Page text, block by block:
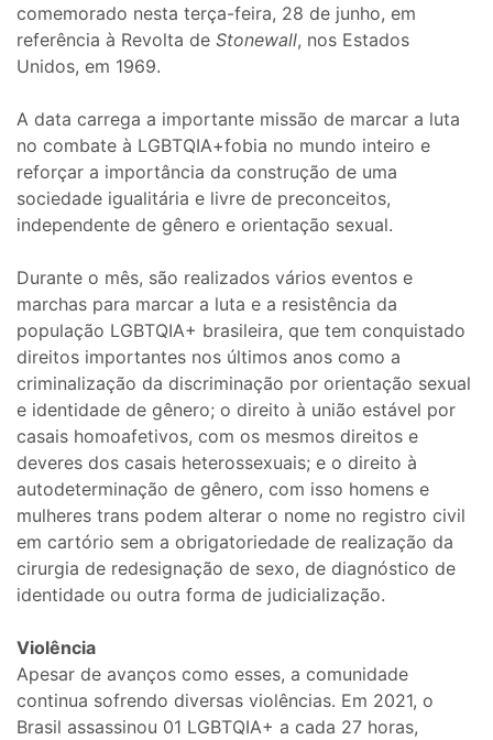
comemorado nesta terça-feira, 28 de junho, em
referência à Revolta de Stonewall, nos Estados
Unidos, em 1969.
A data carrega a importante missão de marcar a luta
no combate à LGBTQIA+fobia no mundo inteiro e
reforçar a importância da construção de uma
sociedade igualitária e livre de preconceitos,
independente de gênero e orientação sexual.
Durante o mês, são realizados vários eventos e
marchas para marcar a luta e a resistência da
população LGBTQIA+ brasileira, que tem conquistado
direitos importantes nos últimos anos como a
criminalização da discriminação por orientação sexual
e identidade de gênero; o direito à união estável por
casais homoafetivos, com os mesmos direitos e
deveres dos casais heterossexuais; e o direito à
autodeterminação de gênero, com isso homens e
mulheres trans podem alterar o nome no registro civil
em cartório sem a obrigatoriedade de realização da
cirurgia de redesignação de sexo, de diagnóstico de
identidade ou outra forma de judicialização.
Violência
Apesar de avanços como esses, a comunidade
continua sofrendo diversas violências. Em 2021, o
Brasil assassinou 01 LGBTQIA+ a cada 27 horas,